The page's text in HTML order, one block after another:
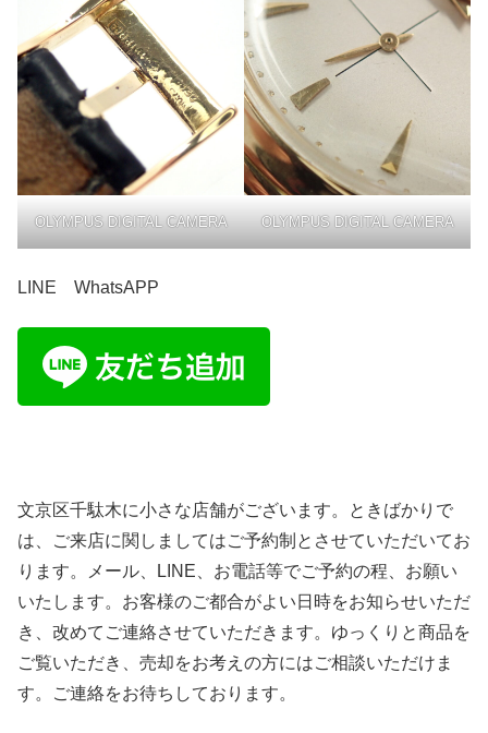
OLYMPUS DIGITAL CAMERA OLYMPUS DIGITAL CAMERA
LINE WhatsAPP
文京区千駄木に小さな店舗がございます。ときばかりで
は、ご来店に関しましてはご予約制とさせていただいてお
ります。メール、LINE、お電話等でご予約の程、お願い
いたします。お客様のご都合がよい日時をお知らせいただ
き、改めてご連絡させていただきます。ゆっくりと商品を
ご覧いただき、売却をお考えの方にはご相談いただけま
す。ご連絡をお待ちしております。